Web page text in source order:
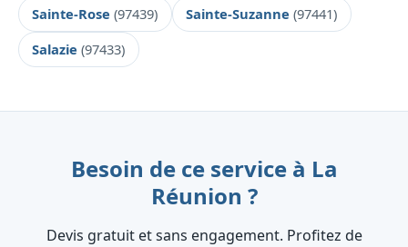
Sainte-Rose(97439) Sainte-Suzanne(97441)
Salazie(97433)
Besoin de ce service à La
Réunion ?
Devis gratuit et sans engagement. Profitez de